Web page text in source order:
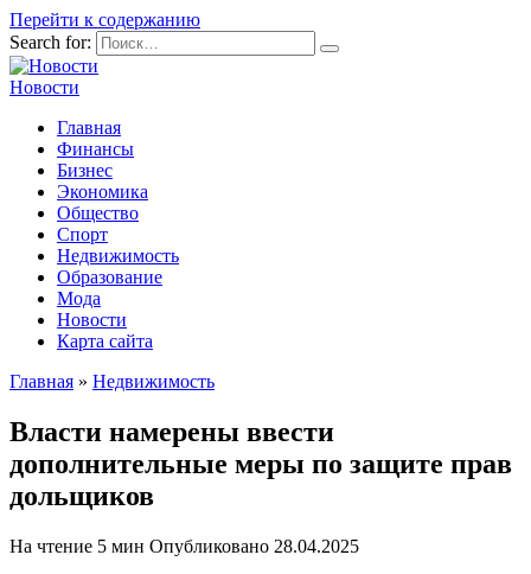
Перейти к содержанию
Search for:
Новости
Главная
Финансы
Бизнес
Экономика
Общество
Спорт
Недвижимость
Образование
Мода
Новости
Карта сайта
Главная » Недвижимость
Власти намерены ввести
дополнительные меры по защите прав
дольщиков
На чтение 5 мин Опубликовано 28.04.2025